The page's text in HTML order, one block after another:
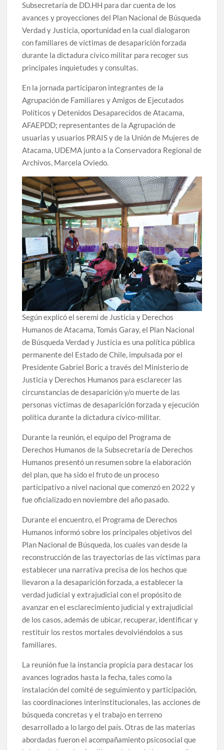
Subsecretaría de DD.HH para dar cuenta de los
avances y proyecciones del Plan Nacional de Búsqueda
Verdad y Justicia, oportunidad en la cual dialogaron
con familiares de víctimas de desaparición forzada
durante la dictadura cívico militar para recoger sus
principales inquietudes y consultas.
En la jornada participaron integrantes de la
Agrupación de Familiares y Amigos de Ejecutados
Políticos y Detenidos Desaparecidos de Atacama,
AFAEPDD; representantes de la Agrupación de
usuarias y usuarios PRAIS y de la Unión de Mujeres de
Atacama, UDEMA junto a la Conservadora Regional de
Archivos, Marcela Oviedo.
Según explicó el seremi de Justicia y Derechos
Humanos de Atacama, Tomás Garay, el Plan Nacional
de Búsqueda Verdad y Justicia es una política pública
permanente del Estado de Chile, impulsada por el
Presidente Gabriel Boric a través del Ministerio de
Justicia y Derechos Humanos para esclarecer las
circunstancias de desaparición y/o muerte de las
personas víctimas de desaparición forzada y ejecución
política durante la dictadura cívico-militar.
Durante la reunión, el equipo del Programa de
Derechos Humanos de la Subsecretaría de Derechos
Humanos presentó un resumen sobre la elaboración
del plan, que ha sido el fruto de un proceso
participativo a nivel nacional que comenzó en 2022 y
fue oficializado en noviembre del año pasado.
Durante el encuentro, el Programa de Derechos
Humanos informó sobre los principales objetivos del
Plan Nacional de Búsqueda, los cuales van desde la
reconstrucción de las trayectorias de las víctimas para
establecer una narrativa precisa de los hechos que
llevaron a la desaparición forzada, a establecer la
verdad judicial y extrajudicial con el propósito de
avanzar en el esclarecimiento judicial y extrajudicial
de los casos, además de ubicar, recuperar, identificar y
restituir los restos mortales devolviéndolos a sus
familiares.
La reunión fue la instancia propicia para destacar los
avances logrados hasta la fecha, tales como la
instalación del comité de seguimiento y participación,
las coordinaciones interinstitucionales, las acciones de
búsqueda concretas y el trabajo en terreno
desarrollado a lo largo del país. Otras de las materias
abordadas fueron el acompañamiento psicosocial que